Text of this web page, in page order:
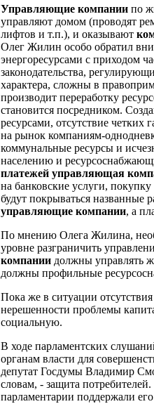
Управляющие компании по
управляют домом (проводят
лифтов и т.п.), и оказывают
Олег Жилин особо обратил
энергоресурсами с приходом
законодательства,
характера, сложны в
производит переработку
становится посредником.
ресурсами, отсутствие четких
на рынок компаниям-
коммунальные ресурсы и
населению и
платежей управляющая
на банковские услуги,
будут покрываться названные
управляющие компании, а
По мнению Олега Жилина,
уровне разграничить
компании должны управлять
должны профильные
Пока же в ситуации
нерешенности проблемы
социальную.
В ходе парламентских
органам власти для
депутат Госдумы Владимир
словам, - защита
парламентарии поддержали